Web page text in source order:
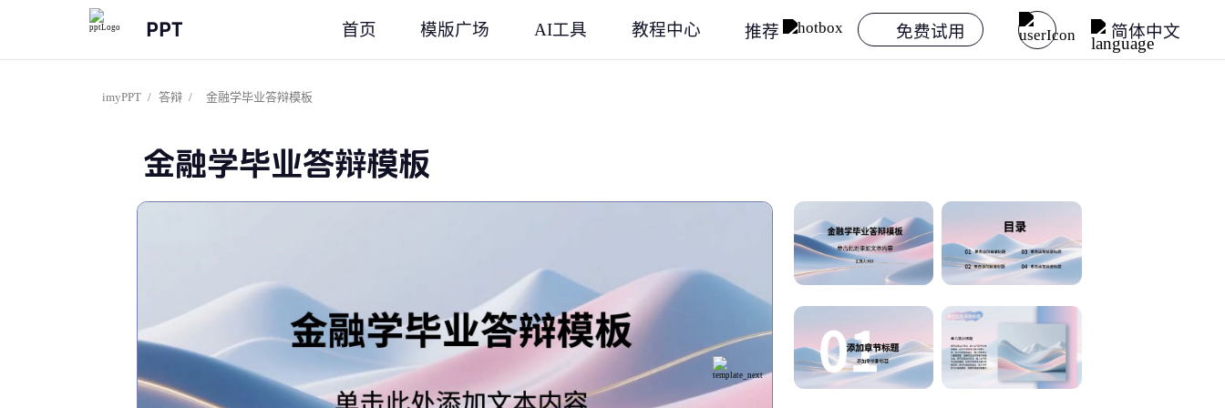
PPT 首页 模版广场 AI工具 教程中心 推荐 免费试用 简体中文
imyPPT / 答辩 / 金融学毕业答辩模板
金融学毕业答辩模板